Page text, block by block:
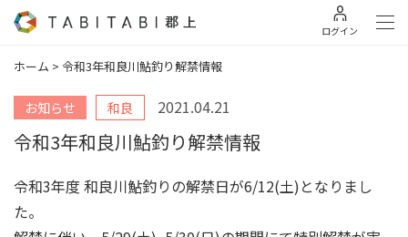
ログイン
ホーム > 令和3年和良川鮎釣り解禁情報
お知らせ 和良 2021.04.21
令和3年和良川鮎釣り解禁情報
令和3年度 和良川鮎釣りの解禁日が6/12(土)となりまし
た。